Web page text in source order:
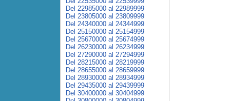
Del 22985000 al 22989999
Del 23805000 al 23809999
Del 24340000 al 24344999
Del 25150000 al 25154999
Del 25670000 al 25674999
Del 26230000 al 26234999
Del 27290000 al 27294999
Del 28215000 al 28219999
Del 28655000 al 28659999
Del 28930000 al 28934999
Del 29435000 al 29439999
Del 30400000 al 30404999